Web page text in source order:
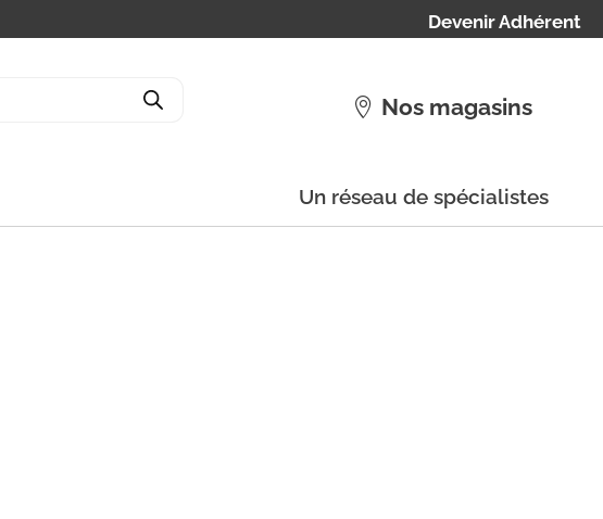
Devenir Adhérent
Nos magasins
Un réseau de spécialistes